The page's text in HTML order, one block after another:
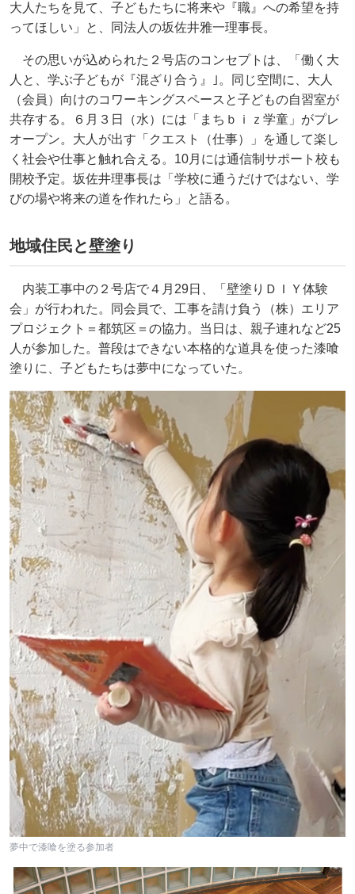
大人たちを見て、子どもたちに将来や『職』への希望を持
ってほしい」と、同法人の坂佐井雅一理事長。
その思いが込められた２号店のコンセプトは、「働く大
人と、学ぶ子どもが『混ざり合う』｣。同じ空間に、大人
（会員）向けのコワーキングスペースと子どもの自習室が
共存する。６月３日（水）には「まちｂｉｚ学童」がプレ
オープン。大人が出す「クエスト（仕事）」を通して楽し
く社会や仕事と触れ合える。10月には通信制サポート校も
開校予定。坂佐井理事長は「学校に通うだけではない、学
びの場や将来の道を作れたら」と語る。
地域住民と壁塗り
内装工事中の２号店で４月29日、「壁塗りＤＩＹ体験
会」が行われた。同会員で、工事を請け負う（株）エリア
プロジェクト＝都筑区＝の協力。当日は、親子連れなど25
人が参加した。普段はできない本格的な道具を使った漆喰
塗りに、子どもたちは夢中になっていた。
夢中で漆喰を塗る参加者